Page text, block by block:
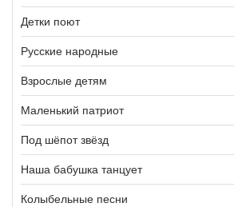
Детки поют
Русские народные
Взрослые детям
Маленький патриот
Под шёпот звёзд
Наша бабушка танцует
Колыбельные песни